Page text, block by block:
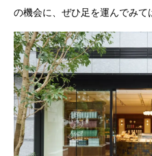
の機会に、ぜひ足を運んでみて